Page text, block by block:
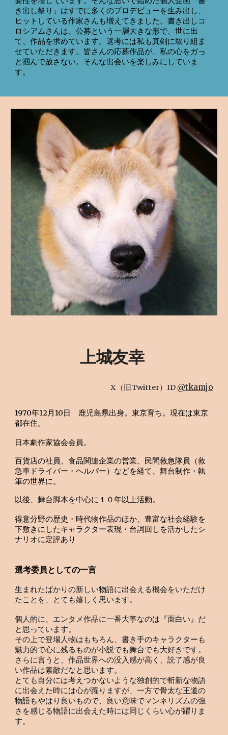
き出し祭り」はすでに多くのプロデビューを生み出し、
ヒットしている作家さんも増えてきました。書き出しコ
ロシアムさんは、公募という一層大きな形で、世に出
て、作品を求めています。選考には私も真剣に取り組ま
せていただきます。皆さんの応募作品が、私の心をガっ
と掴んで放さない。そんな出会いを楽しみにしていま
す。
上城友幸
X（旧Twitter）ID @tkamjo
1970年12月10日 鹿児島県出身。東京育ち。現在は東京
都在住。
日本劇作家協会会員。
百貨店の社員、食品関連企業の営業、民間救急隊員（救
急車ドライバー・ヘルパー）などを経て、舞台制作・執
筆の世界に。
以後、舞台脚本を中心に１０年以上活動。
得意分野の歴史・時代物作品のほか、豊富な社会経験を
下敷きにしたキャラクター表現・台詞回しを活かしたシ
ナリオに定評あり
選考委員としての一言
生まれたばかりの新しい物語に出会える機会をいただけ
たことを、とても嬉しく思います。
個人的に、エンタメ作品に一番大事なのは『面白い』だ
と思っています。
その上で登場人物はもちろん、書き手のキャラクターも
魅力的で心に残るものが小説でも舞台でも大好きです。
さらに言うと、作品世界への没入感が高く、読了感が良
い作品は素敵だなと思います。
とても自分には考えつかないような独創的で斬新な物語
に出会えた時には心が躍りますが、一方で骨太な王道の
物語もやはり良いもので、良い意味でマンネリズムの強
さを感じる物語に出会えた時には同じくらい心が躍りま
す。